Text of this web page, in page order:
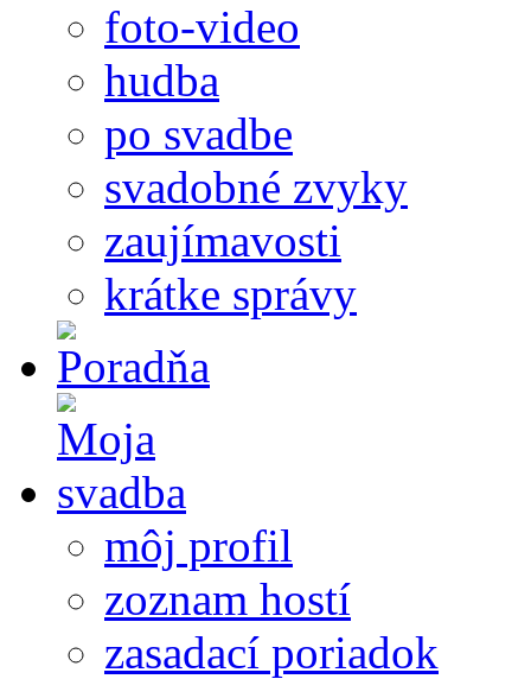
foto-video
hudba
po svadbe
svadobné zvyky
zaujímavosti
krátke správy
môj profil
zoznam hostí
zasadací poriadok